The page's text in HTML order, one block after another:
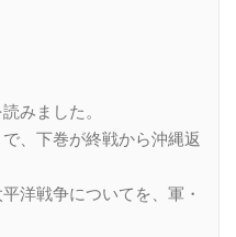
みました。
、下巻が終戦から沖縄返
洋戦争についてを、軍・